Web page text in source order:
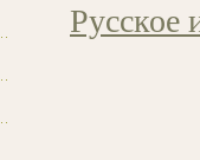
Русское